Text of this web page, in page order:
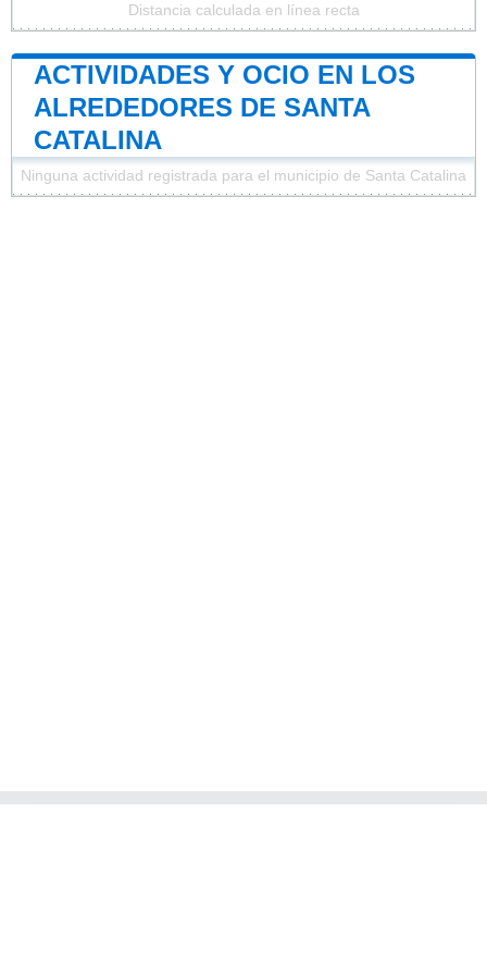
Distancia calculada en línea recta
ACTIVIDADES Y OCIO EN LOS
ALREDEDORES DE SANTA
CATALINA
Ninguna actividad registrada para el municipio de Santa Catalina